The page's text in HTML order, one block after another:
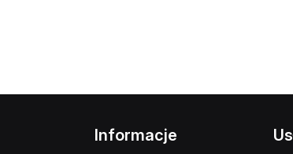
Informacje